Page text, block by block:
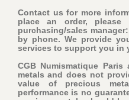
Contact us for more
place an order, please
purchasing/sales
by phone. We provide
services to support you in
CGB Numismatique
metals and does not
value of precious
performance is no